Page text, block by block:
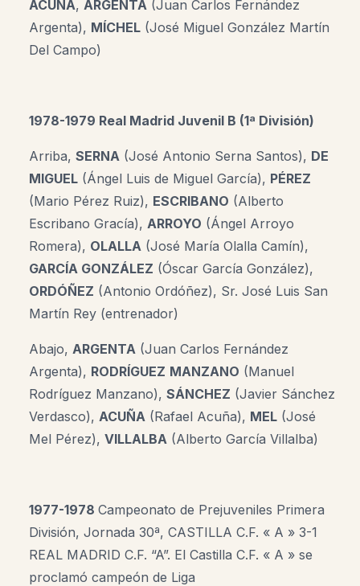
ACUÑA, ARGENTA (Juan Carlos Fernández
Argenta), MÍCHEL (José Miguel González Martín
Del Campo)
1978-1979 Real Madrid Juvenil B (1ª División)
Arriba, SERNA (José Antonio Serna Santos), DE
MIGUEL (Ángel Luis de Miguel García), PÉREZ
(Mario Pérez Ruiz), ESCRIBANO (Alberto
Escribano Gracía), ARROYO (Ángel Arroyo
Romera), OLALLA (José María Olalla Camín),
GARCÍA GONZÁLEZ (Óscar García González),
ORDÓÑEZ (Antonio Ordóñez), Sr. José Luis San
Martín Rey (entrenador)
Abajo, ARGENTA (Juan Carlos Fernández
Argenta), RODRÍGUEZ MANZANO (Manuel
Rodríguez Manzano), SÁNCHEZ (Javier Sánchez
Verdasco), ACUÑA (Rafael Acuña), MEL (José
Mel Pérez), VILLALBA (Alberto García Villalba)
1977-1978 Campeonato de Prejuveniles Primera
División, Jornada 30ª, CASTILLA C.F. « A » 3-1
REAL MADRID C.F. “A”. El Castilla C.F. « A » se
proclamó campeón de Liga